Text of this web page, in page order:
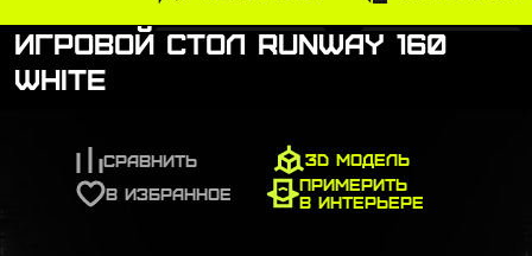
Игровой стол RUNWAY 160
White
СРАВНИТЬ
В ИЗБРАННОЕ
3D МОДЕЛЬ
ПРИМЕРИТЬ
В ИНТЕРЬЕРЕ